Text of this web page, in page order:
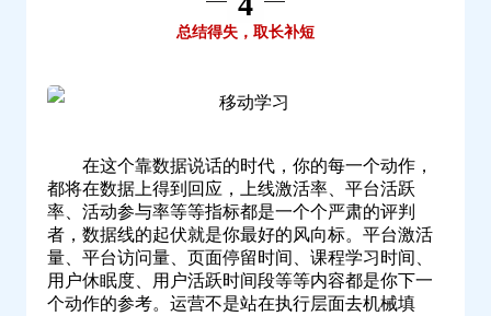
总结得失，取长补短
在这个靠数据说话的时代，你的每一个动作，
都将在数据上得到回应，上线激活率、平台活跃
率、活动参与率等等指标都是一个个严肃的评判
者，数据线的起伏就是你最好的风向标。平台激活
量、平台访问量、页面停留时间、课程学习时间、
用户休眠度、用户活跃时间段等等内容都是你下一
个动作的参考。运营不是站在执行层面去机械填